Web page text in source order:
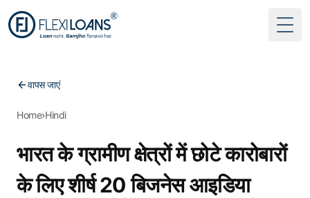
वापस जाएं
Home›Hindi
भारत के ग्रामीण क्षेत्रों में छोटे कारोबारों
के लिए शीर्ष 20 बिजनेस आइडिया